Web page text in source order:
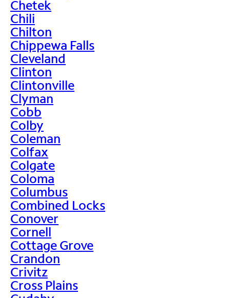
Chetek
Chili
Chilton
Chippewa Falls
Cleveland
Clinton
Clintonville
Clyman
Cobb
Colby
Coleman
Colfax
Colgate
Coloma
Columbus
Combined Locks
Conover
Cornell
Cottage Grove
Crandon
Crivitz
Cross Plains